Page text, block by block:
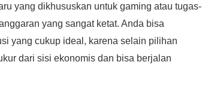
yang dikhususkan untuk gaming atau tugas-
yang sangat ketat. Anda bisa
yang cukup ideal, karena selain pilihan
dari sisi ekonomis dan bisa berjalan